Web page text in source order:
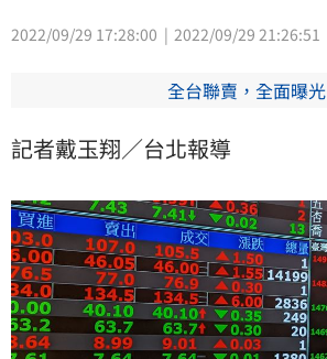
2022/09/29 17:28:00 2022/09/29 21:26:51
全台聯賣，全面曝光
記者戴玉翔／台北報導